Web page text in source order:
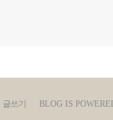
글쓰기 BLOG IS